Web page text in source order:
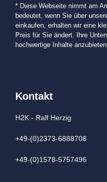
* Diese Webseite nimmt am
bedeutet, wenn Sie über
einkaufen, erhalten wir eine
Preis für Sie ändert. Ihre
hochwertige Inhalte anzubieten.
Kontakt
H2K - Ralf Herzig
+49-(0)2373-6888708
+49-(0)1578-5757496